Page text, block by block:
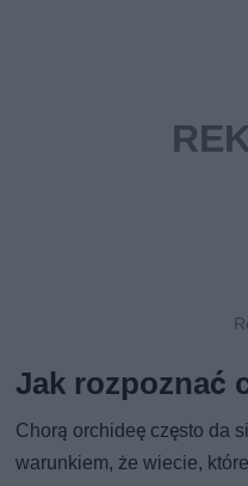
Jak rozpoznać
Chorą orchideę często da
warunkiem, że wiecie,